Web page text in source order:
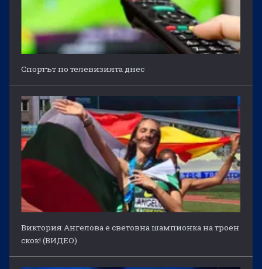
Спортът по телевизията днес
Виктория Ангелова е световна шампионка на троен
скок! (ВИДЕО)